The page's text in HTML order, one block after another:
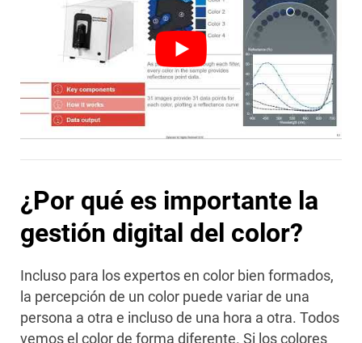
¿Por qué es importante la
gestión digital del color?
Incluso para los expertos en color bien formados,
la percepción de un color puede variar de una
persona a otra e incluso de una hora a otra. Todos
vemos el color de forma diferente. Si los colores